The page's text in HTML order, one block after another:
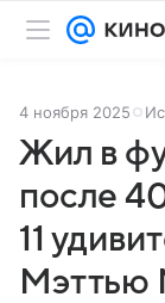
4 ноября 2025
Жил в
после
11
Мэттью